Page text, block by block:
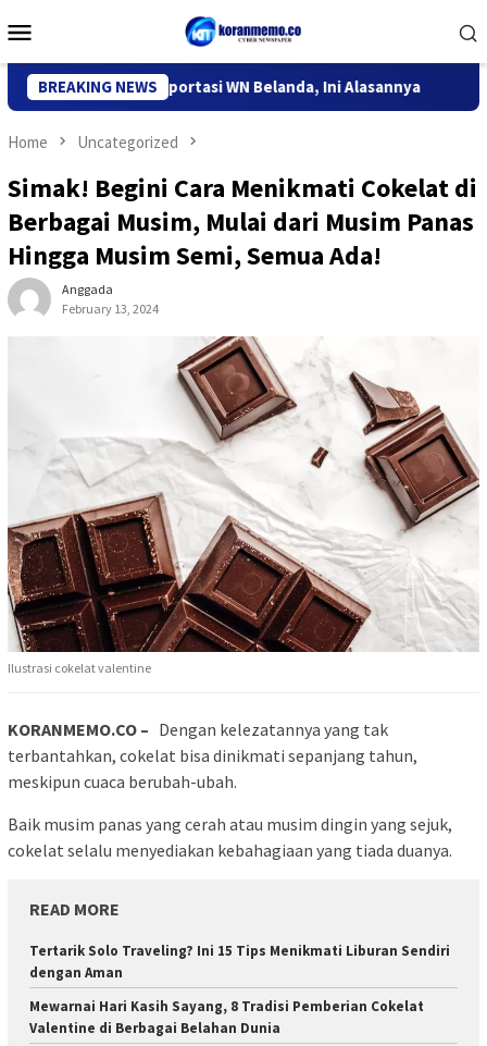
to
Menu
BREAKING NEWS
Kediri Deportasi WN Belanda, Ini Alasannya 9 Desa
Home Uncategorized
Simak! Begini Cara Menikmati Cokelat di
Berbagai Musim, Mulai dari Musim Panas
Hingga Musim Semi, Semua Ada!
Anggada
February 13, 2024
Ilustrasi cokelat valentine
KORANMEMO.CO – Dengan kelezatannya yang tak
terbantahkan, cokelat bisa dinikmati sepanjang tahun,
meskipun cuaca berubah-ubah.
Baik musim panas yang cerah atau musim dingin yang sejuk,
cokelat selalu menyediakan kebahagiaan yang tiada duanya.
READ MORE
Tertarik Solo Traveling? Ini 15 Tips Menikmati Liburan Sendiri
dengan Aman
Mewarnai Hari Kasih Sayang, 8 Tradisi Pemberian Cokelat
Valentine di Berbagai Belahan Dunia